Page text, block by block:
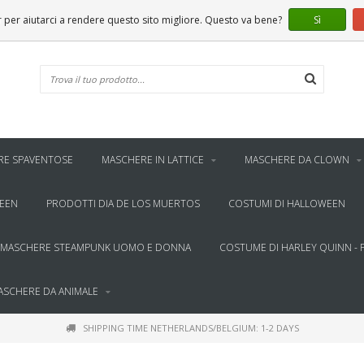
SPAVENTOSE MASCHERE IN LATTICE MASCHERE DA CLOWN
PRODOTTI DIA DE LOS MUERTOS COSTUMI DI HALLOWEEN
MASCHERE STEAMPUNK UOMO E DONNA COSTUME DI HARLEY QUINN -
DA ANIMALE
SHIPPING TIME NETHERLANDS/BELGIUM: 1-2 DAYS
aiutarci a rendere questo sito migliore. Questo va bene? Sì